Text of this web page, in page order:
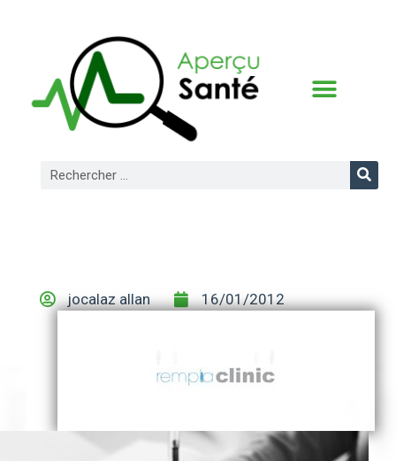
jocalaz allan 16/01/2012